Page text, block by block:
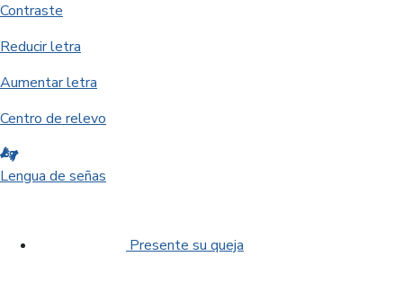
Contraste
Reducir letra
Aumentar letra
Centro de relevo
Lengua de señas
Presente su queja